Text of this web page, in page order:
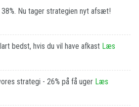
Nu tager strategien nyt afsæt!
bedst, hvis du vil have afkast Læs
strategi - 26% på få uger Læs